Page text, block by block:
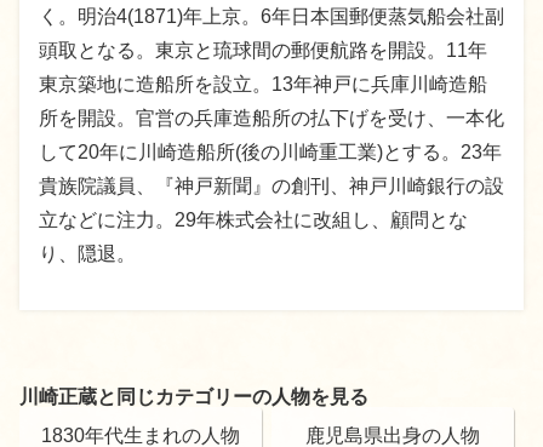
く。明治4(1871)年上京。6年日本国郵便蒸気船会社副
頭取となる。東京と琉球間の郵便航路を開設。11年
東京築地に造船所を設立。13年神戸に兵庫川崎造船
所を開設。官営の兵庫造船所の払下げを受け、一本化
して20年に川崎造船所(後の川崎重工業)とする。23年
貴族院議員、『神戸新聞』の創刊、神戸川崎銀行の設
立などに注力。29年株式会社に改組し、顧問とな
り、隠退。
川崎正蔵と同じカテゴリーの人物を見る
1830年代生まれの人物
鹿児島県出身の人物